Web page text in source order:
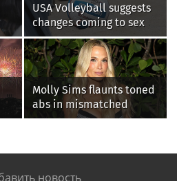
&
USA Volleyball suggests
changes coming to sex
testing, while junior
families raise male
athlete concerns
Molly Sims flaunts toned
abs in mismatched
bikini during perfect
новость